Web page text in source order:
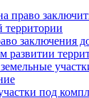
право
территории
заключения
развитии
под